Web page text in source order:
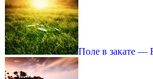
Поле в закате —